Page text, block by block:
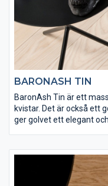
BARONASH TIN
BaronAsh Tin är ett
kvistar. Det är också ett
ger golvet ett elegant
finish och slitstyrka. Det
vackert som exklusivt.